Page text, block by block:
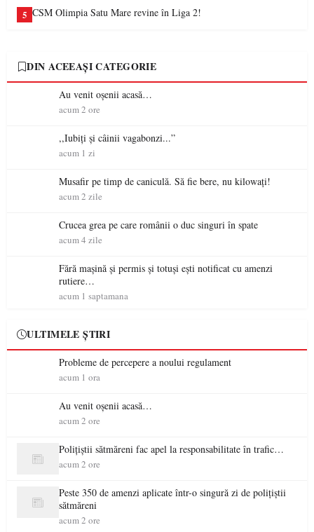
5 CSM Olimpia Satu Mare revine în Liga 2!
DIN ACEEAȘI CATEGORIE
Au venit oșenii acasă…
acum 2 ore
,,Iubiți și câinii vagabonzi...”
acum 1 zi
Musafir pe timp de caniculă. Să fie bere, nu kilowați!
acum 2 zile
Crucea grea pe care românii o duc singuri în spate
acum 4 zile
Fără mașină și permis și totuși ești notificat cu amenzi
rutiere…
acum 1 saptamana
ULTIMELE ȘTIRI
Probleme de percepere a noului regulament
acum 1 ora
Au venit oșenii acasă…
acum 2 ore
Polițiștii sătmăreni fac apel la responsabilitate în trafic…
acum 2 ore
Peste 350 de amenzi aplicate într-o singură zi de polițiștii
sătmăreni
acum 2 ore